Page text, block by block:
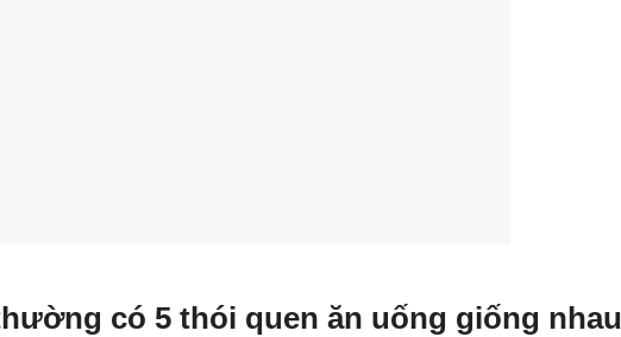
có 5 thói quen ăn uống giống nhau